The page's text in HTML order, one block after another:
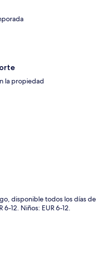
la propiedad
disponible todos los días de
12. Niños: EUR 6-12.